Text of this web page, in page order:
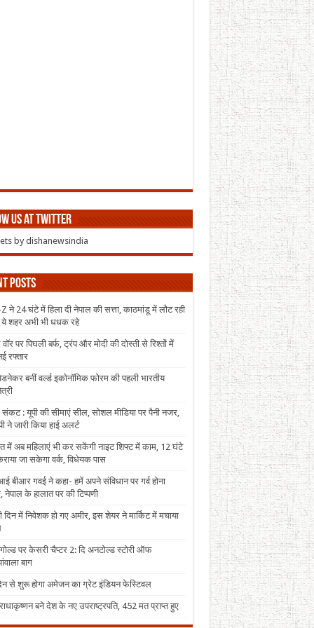
us at Twitter
by dishanewsindia
Posts
ने 24 घंटे में हिला दी नेपाल की सत्ता, काठमांडू में लौट रही
ये शहर अभी भी धधक रहे
पर पिघली बर्फ, ट्रंप और मोदी की दोस्ती से रिश्तों में
रफ्तार
बनीं वर्ल्ड इकोनॉमिक फोरम की पहली भारतीय
संकट : यूपी की सीमाएं सील, सोशल मीडिया पर पैनी नजर,
ने जारी किया हाई अलर्ट
में अब महिलाएं भी कर सकेंगी नाइट शिफ्ट में काम, 12 घंटे
जा सकेगा वर्क, विधेयक पास
बीआर गवई ने कहा- हमें अपने संविधान पर गर्व होना
नेपाल के हालात पर की टिप्पणी
दिन में निवेशक हो गए अमीर, इस शेयर ने मार्किट में मचाया
गोल्ड पर केसरी चैप्टर 2: दि अनटोल्ड स्टोरी ऑफ
बाग
से शुरू होगा अमेजन का ग्रेट इंडियन फेस्टिवल
बने देश के नए उपराष्ट्रपति, 452 मत प्राप्त हुए